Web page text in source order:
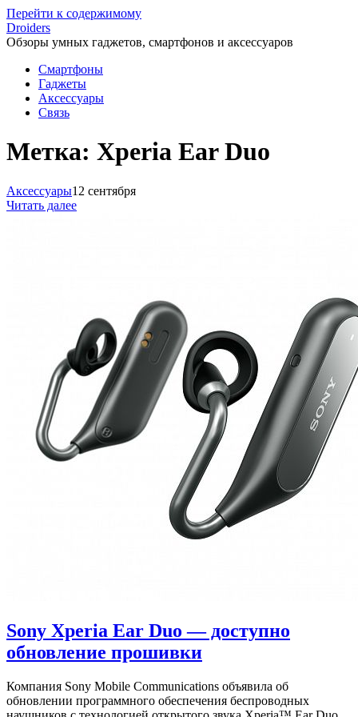
Перейти к содержимому
Droiders
Обзоры умных гаджетов, смартфонов и аксессуаров
Смартфоны
Гаджеты
Аксессуары
Связь
Метка: Xperia Ear Duo
Аксессуары12 сентября
Читать далее
Sony Xperia Ear Duo — доступно
обновление прошивки
Компания Sony Mobile Communications объявила об
обновлении программного обеспечения беспроводных